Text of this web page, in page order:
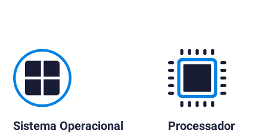
Sistema Operacional Processador